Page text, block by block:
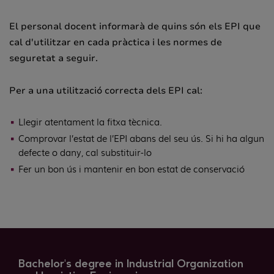
El personal docent informarà de quins són els EPI que
cal d'utilitzar en cada pràctica i les normes de
seguretat a seguir.
Per a una utilització correcta dels EPI cal:
Llegir atentament la fitxa tècnica.
Comprovar l’estat de l’EPI abans del seu ús. Si hi ha algun
defecte o dany, cal substituir-lo
Fer un bon ús i mantenir en bon estat de conservació
Bachelor's degree in Industrial Organization